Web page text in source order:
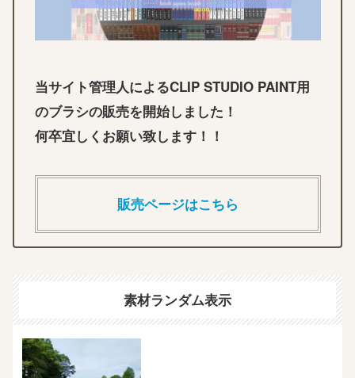
当サイト管理人によるCLIP STUDIO PAINT用
のブラシの販売を開始しました！
何卒宜しくお願い致します！！
販売ページはこちら
素材ランダム表示